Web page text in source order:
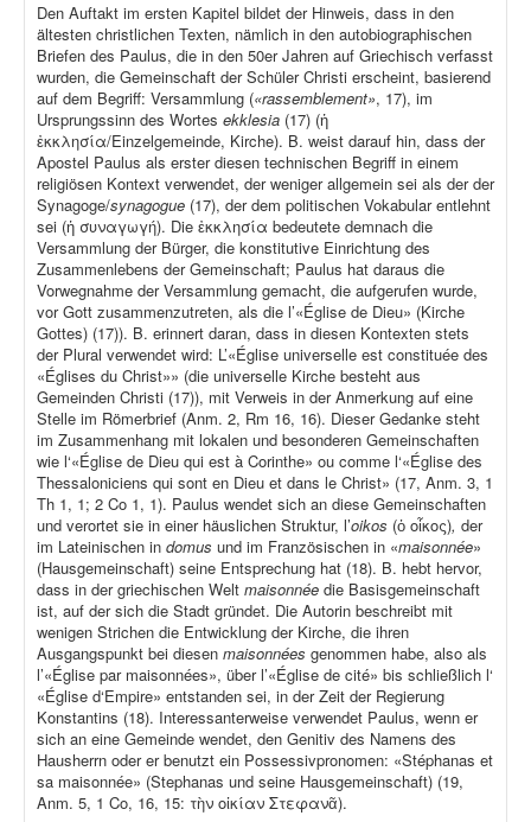
Den Auftakt im ersten Kapitel bildet der Hinweis, dass in den
ältesten christlichen Texten, nämlich in den autobiographischen
Briefen des Paulus, die in den 50er Jahren auf Griechisch verfasst
wurden, die Gemeinschaft der Schüler Christi erscheint, basierend
auf dem Begriff: Versammlung («rassemblement», 17), im
Ursprungssinn des Wortes ekklesia (17) (ἡ
ἐκκλησία/Einzelgemeinde, Kirche). B. weist darauf hin, dass der
Apostel Paulus als erster diesen technischen Begriff in einem
religiösen Kontext verwendet, der weniger allgemein sei als der der
Synagoge/synagogue (17), der dem politischen Vokabular entlehnt
sei (ἡ συναγωγή). Die ἐκκλησία bedeutete demnach die
Versammlung der Bürger, die konstitutive Einrichtung des
Zusammenlebens der Gemeinschaft; Paulus hat daraus die
Vorwegnahme der Versammlung gemacht, die aufgerufen wurde,
vor Gott zusammenzutreten, als die l’«Église de Dieu» (Kirche
Gottes) (17)). B. erinnert daran, dass in diesen Kontexten stets
der Plural verwendet wird: L’«Église universelle est constituée des
«Églises du Christ»» (die universelle Kirche besteht aus
Gemeinden Christi (17)), mit Verweis in der Anmerkung auf eine
Stelle im Römerbrief (Anm. 2, Rm 16, 16). Dieser Gedanke steht
im Zusammenhang mit lokalen und besonderen Gemeinschaften
wie l‘«Église de Dieu qui est à Corinthe» ou comme l‘«Église des
Thessaloniciens qui sont en Dieu et dans le Christ» (17, Anm. 3, 1
Th 1, 1; 2 Co 1, 1). Paulus wendet sich an diese Gemeinschaften
und verortet sie in einer häuslichen Struktur, l’oikos (ὁ οἶκος), der
im Lateinischen in domus und im Französischen in «maisonnée»
(Hausgemeinschaft) seine Entsprechung hat (18). B. hebt hervor,
dass in der griechischen Welt maisonnée die Basisgemeinschaft
ist, auf der sich die Stadt gründet. Die Autorin beschreibt mit
wenigen Strichen die Entwicklung der Kirche, die ihren
Ausgangspunkt bei diesen maisonnées genommen habe, also als
l’«Église par maisonnées», über l’«Église de cité» bis schließlich l‘
«Église d‘Empire» entstanden sei, in der Zeit der Regierung
Konstantins (18). Interessanterweise verwendet Paulus, wenn er
sich an eine Gemeinde wendet, den Genitiv des Namens des
Hausherrn oder er benutzt ein Possessivpronomen: «Stéphanas et
sa maisonnée» (Stephanas und seine Hausgemeinschaft) (19,
Anm. 5, 1 Co, 16, 15: τὴν οἰκίαν Στεφανᾶ).